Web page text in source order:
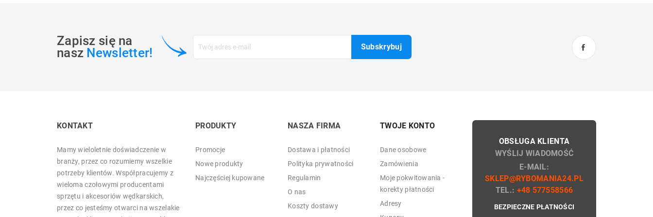
Zapisz się na
nasz Newsletter!
KONTAKT
Mamy wieloletnie doświadczenie w
branży, przez co rozumiemy wszelkie
potrzeby klientów. Współpracujemy z
wieloma czołowymi producentami
sprzętu i akcesoriów wędkarskich,
przez co jesteśmy otwarci na wszelakie
PRODUKTY
Promocje
Nowe produkty
Najczęściej kupowane
NASZA FIRMA
Dostawa i płatności
Polityka prywatności
Regulamin
O nas
Koszty dostawy
TWOJE KONTO
Dane osobowe
Zamówienia
Moje pokwitowania -
korekty płatności
Adresy
OBSŁUGA KLIENTA
WYŚLIJ WIADOMOŚĆ
E-MAIL:
SKLEP@RYBOMANIA24.PL
TEL.: +48 577558566
BEZPIECZNE PŁATNOŚCI